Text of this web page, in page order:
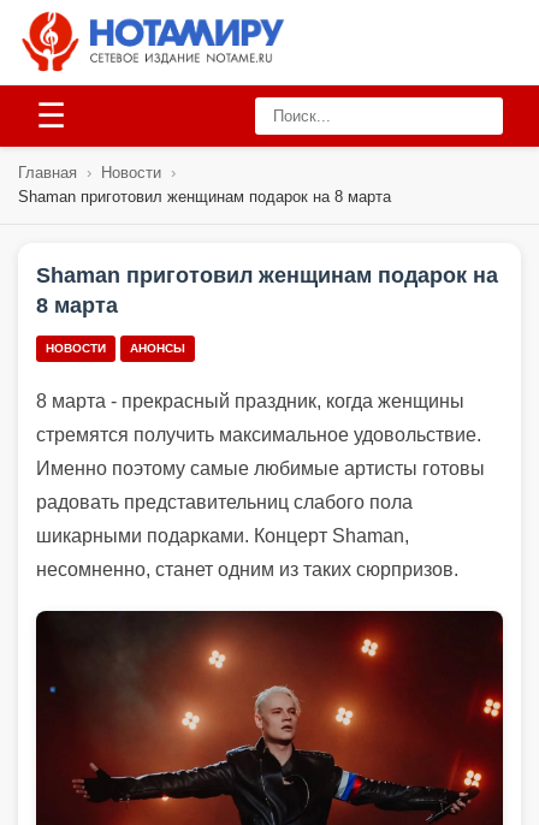
☰
Главная › Новости ›
Shaman приготовил женщинам подарок на 8 марта
Shaman приготовил женщинам подарок на
8 марта
НОВОСТИ АНОНСЫ
8 марта - прекрасный праздник, когда женщины
стремятся получить максимальное удовольствие.
Именно поэтому самые любимые артисты готовы
радовать представительниц слабого пола
шикарными подарками. Концерт Shaman,
несомненно, станет одним из таких сюрпризов.